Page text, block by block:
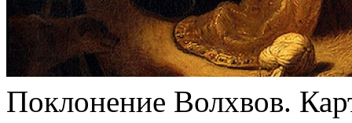
Поклонение Волхвов.